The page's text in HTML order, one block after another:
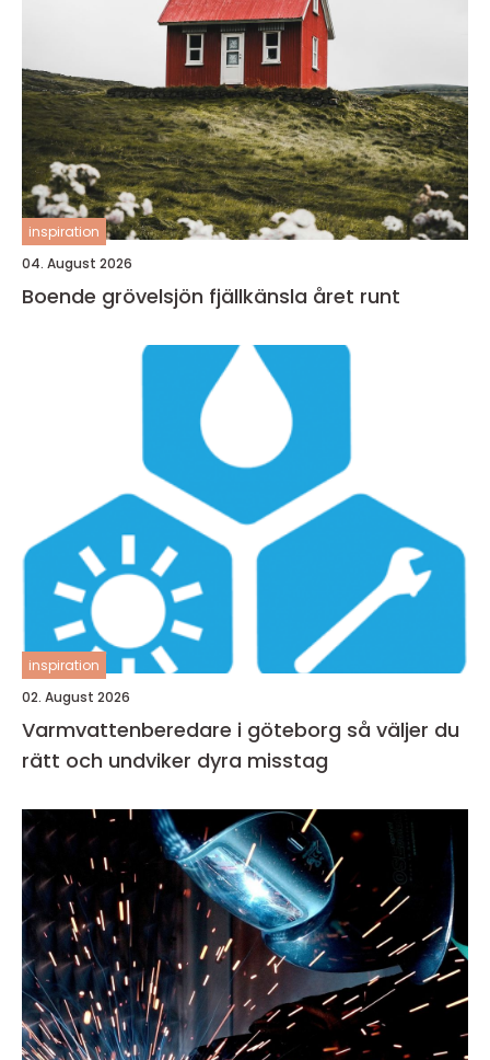
inspiration
04. August 2026
Boende grövelsjön fjällkänsla året runt
inspiration
02. August 2026
Varmvattenberedare i göteborg så väljer du
rätt och undviker dyra misstag